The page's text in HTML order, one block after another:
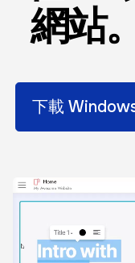
網站
下載